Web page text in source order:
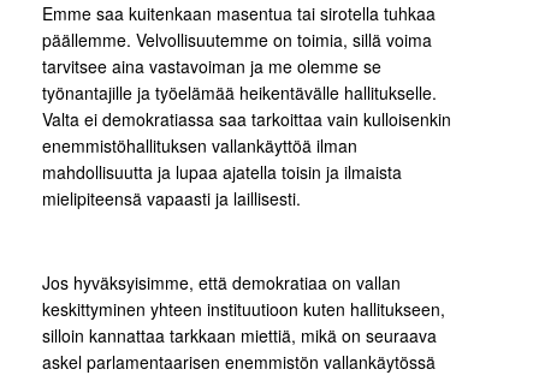
Emme saa kuitenkaan masentua tai sirotella tuhkaa
päällemme. Velvollisuutemme on toimia, sillä voima
tarvitsee aina vastavoiman ja me olemme se
työnantajille ja työelämää heikentävälle hallitukselle.
Valta ei demokratiassa saa tarkoittaa vain kulloisenkin
enemmistöhallituksen vallankäyttöä ilman
mahdollisuutta ja lupaa ajatella toisin ja ilmaista
mielipiteensä vapaasti ja laillisesti.
Jos hyväksyisimme, että demokratiaa on vallan
keskittyminen yhteen instituutioon kuten hallitukseen,
silloin kannattaa tarkkaan miettiä, mikä on seuraava
askel parlamentaarisen enemmistön vallankäytössä